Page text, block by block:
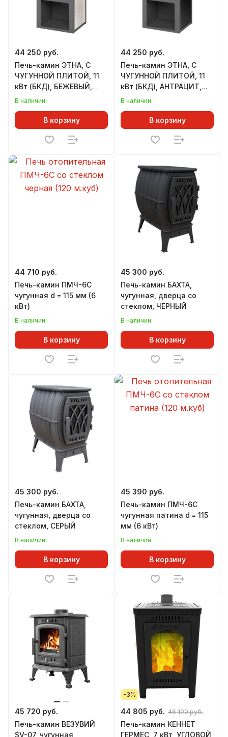
44 250 руб.
Печь-камин ЭТНА, С
ЧУГУННОЙ ПЛИТОЙ, 11
кВт (БКД), БЕЖЕВЫЙ,
ВЫСОКИЙ (180 м.куб)
В наличии
В корзину
44 250 руб.
Печь-камин ЭТНА, С
ЧУГУННОЙ ПЛИТОЙ, 11
кВт (БКД), АНТРАЦИТ,
ВЫСОКИЙ (180 м.куб)
В наличии
В корзину
44 710 руб.
Печь-камин ПМЧ-6С
чугунная d = 115 мм (6
кВт)
В наличии
В корзину
45 300 руб.
Печь-камин БАХТА,
чугунная, дверца со
стеклом, ЧЕРНЫЙ
В наличии
В корзину
45 300 руб.
Печь-камин БАХТА,
чугунная, дверца со
стеклом, СЕРЫЙ
В наличии
В корзину
45 390 руб.
Печь-камин ПМЧ-6С
чугунная патина d = 115
мм (6 кВт)
В наличии
В корзину
45 720 руб.
Печь-камин ВЕЗУВИЙ
SV-07, чугунная
-3%
44 805 руб. 46 190 руб.
Печь-камин КЕННЕТ
ГЕРМЕС, 7 кВт, УГЛОВОЙ,